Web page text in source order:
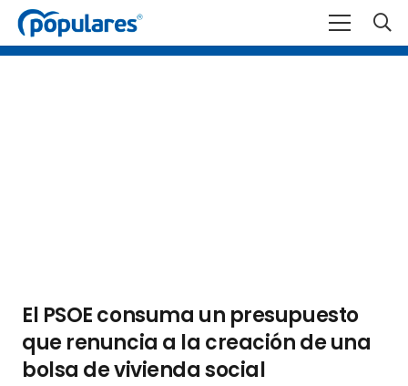
El PSOE consuma un presupuesto
que renuncia a la creación de una
bolsa de vivienda social